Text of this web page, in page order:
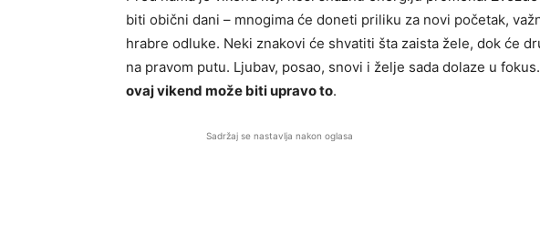
biti obični dani – mnogima će doneti priliku za novi početak,
hrabre odluke. Neki znakovi će shvatiti šta zaista žele, dok će
na pravom putu. Ljubav, posao, snovi i želje sada dolaze u
ovaj vikend može biti upravo to.
Sadržaj se nastavlja nakon oglasa